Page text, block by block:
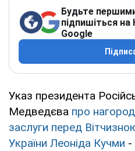
Будьте
підпишіться на
Google
Указ президента
Медведєва про
заслуги перед
України Леоніда Кучми -